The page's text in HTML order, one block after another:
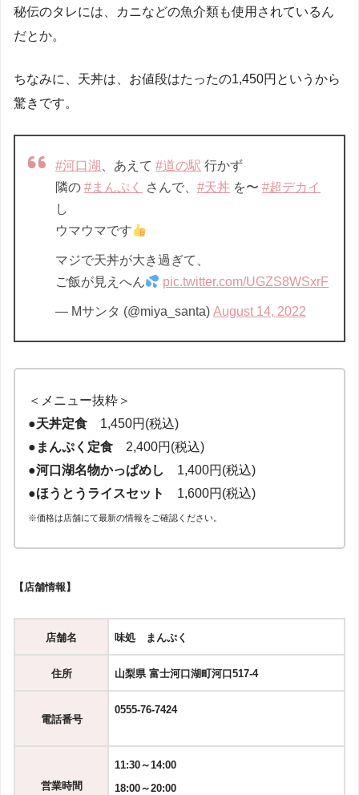
秘伝のタレには、カニなどの魚介類も使用されているん
だとか。
ちなみに、天丼は、お値段はたったの1,450円というから
驚きです。
#河口湖 、あえて #道の駅 行かず
隣の #まんぷく さんで、 #天丼 を〜 #超デカイ
し
ウマウマです
マジで天丼が大き過ぎて、
ご飯が見えへん
pic.twitter.com/UGZS8WSxrF
— Mサンタ (@miya_santa) August 14, 2022
＜メニュー抜粋＞
●天丼定食 1,450円(税込)
● まんぷく定食 2,400円(税込)
●河口湖名物かっぱめし
1,400円(税込)
●ほうとうライスセット 1,600円(税込)
※価格は店舗にて最新の情報をご確認ください。
【店舗情報】
店舗名 味処 まんぷく
住所 山梨県 富士河口湖町河口517-4
電話番号
0555-76-7424
営業時間
11:30～14:00
18:00～20:00